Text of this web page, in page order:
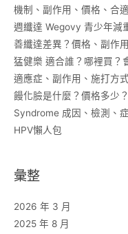
機制、副作用、價格、合
週纖達 Wegovy 青少年減
善纖達差異？價格、副作
猛健樂 適合誰？哪裡買？
適應症、副作用、施打方
饅化臉是什麼？價格多少
Syndrome 成因、檢測、
HPV懶人包
彙整
2026 年 3 月
2025 年 8 月